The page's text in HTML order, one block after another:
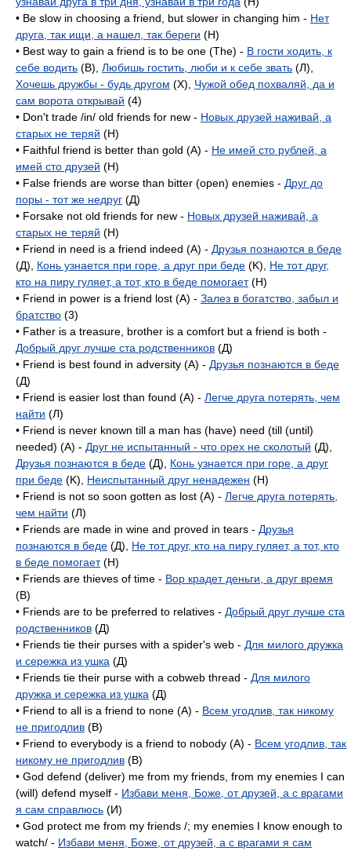
• Be slow in choosing a friend, but slower in changing him - Нет
друга, так ищи, а нашел, так береги (H)
• Best way to gain a friend is to be one (The) - В гости ходить, к
себе водить (B), Любишь гостить, люби и к себе звать (Л),
Хочешь дружбы - будь другом (X), Чужой обед похваляй, да и
сам ворота открывай (4)
• Don't trade /in/ old friends for new - Новых друзей наживай, а
старых не теряй (H)
• Faithful friend is better than gold (A) - Не имей сто рублей, а
имей сто друзей (H)
• False friends are worse than bitter (open) enemies - Друг до
поры - тот же недруг (Д)
• Forsake not old friends for new - Новых друзей наживай, а
старых не теряй (H)
• Friend in need is a friend indeed (A) - Друзья познаются в беде
(Д), Конь узнается при горе, а друг при беде (K), Не тот друг,
кто на пиру гуляет, а тот, кто в беде помогает(H)
• Friend in power is a friend lost (A) - Залез в богатство, забыл и
братство (3)
• Father is a treasure, brother is a comfort but a friend is both -
Добрый друг лучше ста родственников (Д)
• Friend is best found in adversity (A) - Друзья познаются в беде
(Д)
• Friend is easier lost than found (A) - Легче друга потерять, чем
найти (Л)
• Friend is never known till a man has (have) need (till (until)
needed) (A) - Друг не испытанный - что орех не сколотый (Д),
Друзья познаются в беде (Д), Конь узнается при горе, а друг
при беде (K), Неиспытанный друг ненадежен (H)
• Friend is not so soon gotten as lost (А) - Легче друга потерять,
чем найти (Л)
• Friends are made in wine and proved in tears - Друзья
познаются в беде (Д), Не тот друг, кто на пиру гуляет, а тот, кто
в беде помогает(H)
• Friends are thieves of time - Вор крадет деньги, а друг время
(B)
• Friends are to be preferred to relatives - Добрый друг лучше ста
родственников (Д)
• Friends tie their purses with a spider's web - Для милого дружка
и сережка из ушка (Д)
• Friends tie their purse with a cobweb thread - Для милого
дружка и сережка из ушка (Д)
• Friend to all is a friend to none (A) - Всем угодлив, так никому
не пригодлив (B)
• Friend to everybody is a friend to nobody (A) - Всем угодлив, так
никому не пригодлив (B)
• God defend (deliver) me from my friends, from my enemies I can
(will) defend myself - Избави меня, Боже, от друзей, а с врагами
я сам справлюсь (И)
• God protect me from my friends /; my enemies I know enough to
watch/ - Избави меня, Боже, от друзей, а с врагами я сам